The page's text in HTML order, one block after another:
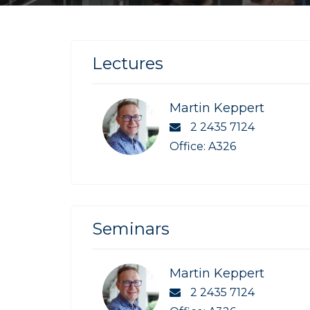
Lectures
Martin Keppert
2 2435 7124
Office: A326
Seminars
Martin Keppert
2 2435 7124